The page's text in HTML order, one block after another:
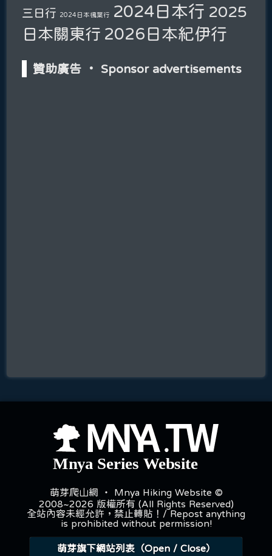
三日行 2024日本楓葉行 2024日本行 2025
日本關東行 2026日本紀伊行
贊助廣告 ‧ Sponsor advertisements
萌芽爬山網 ‧ Mnya Hiking Website ©
2008~2026 版權所有 (All Rights Reserved)
全站內容未經允許，禁止轉貼！/ Repost anything
is prohibited without permission!
萌芽旗下網站列表（Open / Close）